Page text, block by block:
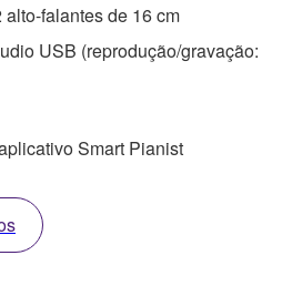
falantes de 16 cm
USB (reprodução/gravação:
Smart Pianist